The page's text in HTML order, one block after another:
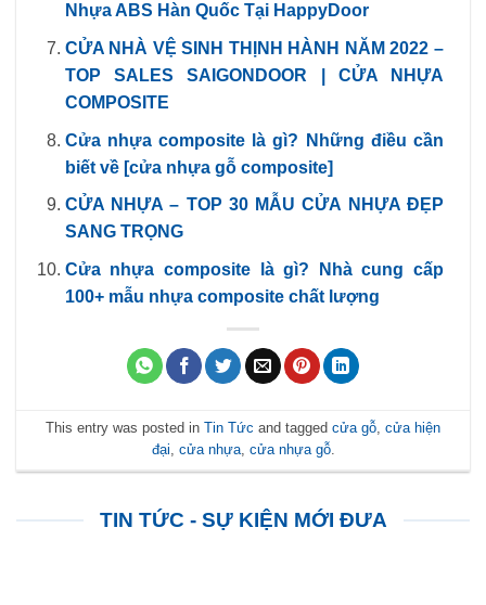
Nhựa ABS Hàn Quốc Tại HappyDoor
CỬA NHÀ VỆ SINH THỊNH HÀNH NĂM 2022 –
TOP SALES SAIGONDOOR | CỬA NHỰA
COMPOSITE
Cửa nhựa composite là gì? Những điều cần
biết về [cửa nhựa gỗ composite]
CỬA NHỰA – TOP 30 MẪU CỬA NHỰA ĐẸP
SANG TRỌNG
Cửa nhựa composite là gì? Nhà cung cấp
100+ mẫu nhựa composite chất lượng
This entry was posted in Tin Tức and tagged cửa gỗ, cửa hiện
đại, cửa nhựa, cửa nhựa gỗ.
TIN TỨC - SỰ KIỆN MỚI ĐƯA